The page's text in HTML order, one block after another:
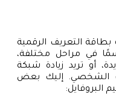
بطاقة التعريف الرقمية
في مراحل مختلفة،
أو تريد زيادة شبكة
الشخصي. إليك بعض
البروفايل: